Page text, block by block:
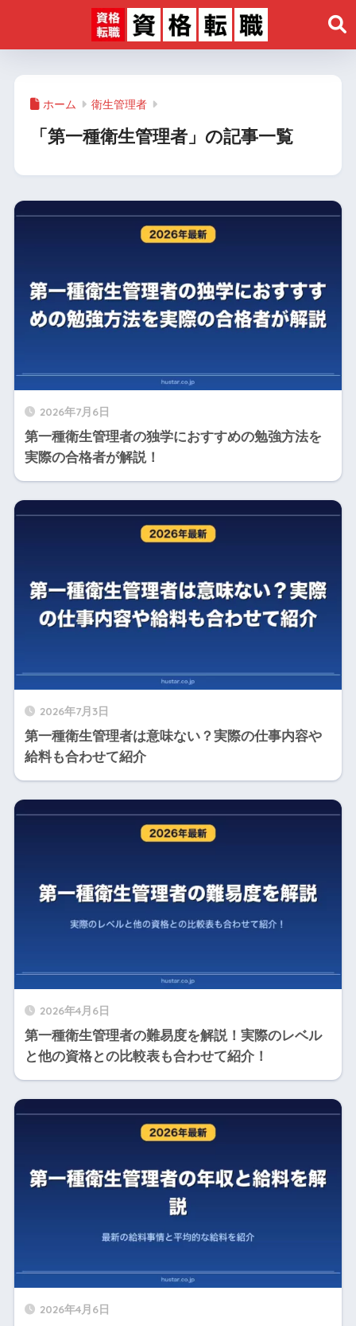
ホーム 衛生管理者
「第一種衛生管理者」の記事一覧
2026年7月6日
第一種衛生管理者の独学におすすめの勉強方法を
実際の合格者が解説！
2026年7月3日
第一種衛生管理者は意味ない？実際の仕事内容や
給料も合わせて紹介
2026年4月6日
第一種衛生管理者の難易度を解説！実際のレベル
と他の資格との比較表も合わせて紹介！
2026年4月6日